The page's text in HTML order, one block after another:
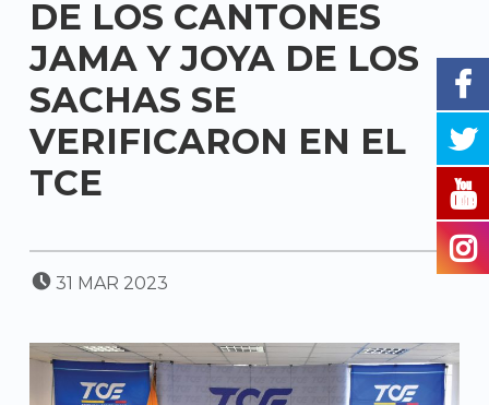
DE LOS CANTONES
JAMA Y JOYA DE LOS
SACHAS SE
VERIFICARON EN EL
TCE
POSTED ON:
31 MAR 2023